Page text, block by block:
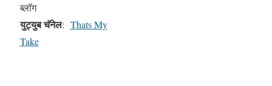
ब्लॉग
युट्युब चॅनेल: Thats My
Take